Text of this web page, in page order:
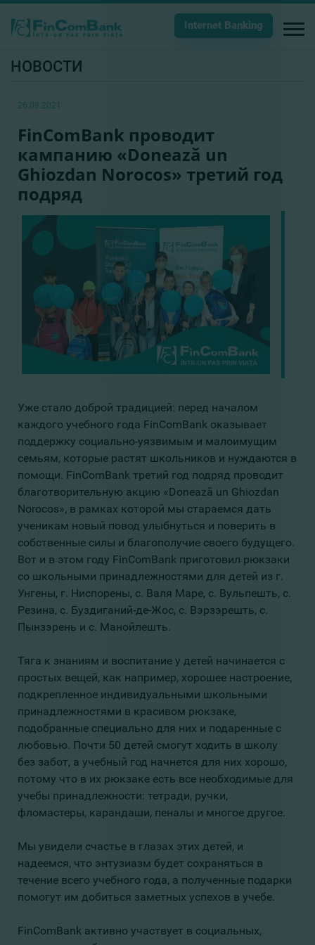
Internet Banking
НОВОСТИ
26.08.2021
FinComBank проводит
кампанию «Donează un
Ghiozdan Norocos» третий год
подряд
Уже стало доброй традицией: перед началом
каждого учебного года FinComBank оказывает
поддержку социально-уязвимым и малоимущим
семьям, которые растят школьников и нуждаются в
помощи. FinComBank третий год подряд проводит
благотворительную акцию «Donează un Ghiozdan
Norocos», в рамках которой мы стараемся дать
ученикам новый повод улыбнуться и поверить в
собственные силы и благополучие своего будущего.
Вот и в этом году FinComBank приготовил рюкзаки
со школьными принадлежностями для детей из г.
Унгены, г. Ниспорены, с. Валя Маре, с. Вульпешть, с.
Резина, с. Буздиганий-де-Жос, с. Вэрзэрешть, с.
Пынзэрень и с. Манойлешть.
Тяга к знаниям и воспитание у детей начинается с
простых вещей, как например, хорошее настроение,
подкрепленное индивидуальными школьными
принадлежностями в красивом рюкзаке,
подобранные специально для них и подаренные с
любовью. Почти 50 детей смогут ходить в школу
без забот, а учебный год начнется для них хорошо,
потому что в их рюкзаке есть все необходимые для
учебы принадлежности: тетради, ручки,
фломастеры, карандаши, пеналы и многое другое.
Мы увидели счастье в глазах этих детей, и
надеемся, что энтузиазм будет сохраняться в
течение всего учебного года, а полученные подарки
помогут им добиться заметных успехов в учебе.
FinComBank активно участвует в социальных,